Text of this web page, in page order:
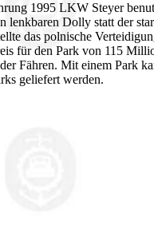
1995 LKW Steyer
Dolly statt der
das polnische
für den Park von 115
Fähren. Mit einem Park
geliefert werden.